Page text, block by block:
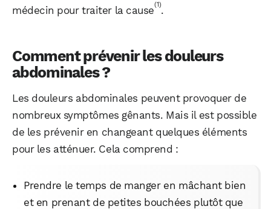
médecin pour traiter la cause(1).
Comment prévenir les douleurs
abdominales ?
Les douleurs abdominales peuvent provoquer de
nombreux symptômes gênants. Mais il est possible
de les prévenir en changeant quelques éléments
pour les atténuer. Cela comprend :
Prendre le temps de manger en mâchant bien
et en prenant de petites bouchées plutôt que